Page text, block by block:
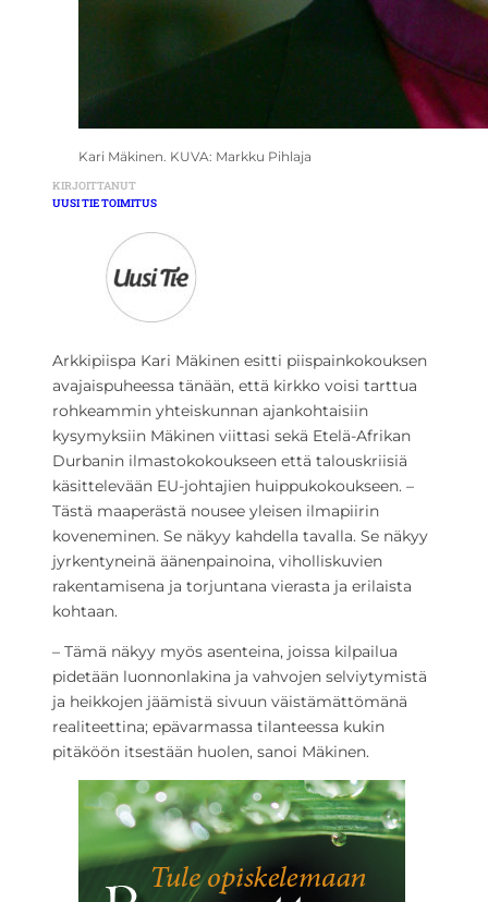
Kari Mäkinen. KUVA: Markku Pihlaja
KIRJOITTANUT
UUSI TIE TOIMITUS
Arkkipiispa Kari Mäkinen esitti piispainkokouksen
avajaispuheessa tänään, että kirkko voisi tarttua
rohkeammin yhteiskunnan ajankohtaisiin
kysymyksiin Mäkinen viittasi sekä Etelä-Afrikan
Durbanin ilmastokokoukseen että talouskriisiä
käsittelevään EU-johtajien huippukokoukseen. –
Tästä maaperästä nousee yleisen ilmapiirin
koveneminen. Se näkyy kahdella tavalla. Se näkyy
jyrkentyneinä äänenpainoina, viholliskuvien
rakentamisena ja torjuntana vierasta ja erilaista
kohtaan.
– Tämä näkyy myös asenteina, joissa kilpailua
pidetään luonnonlakina ja vahvojen selviytymistä
ja heikkojen jäämistä sivuun väistämättömänä
realiteettina; epävarmassa tilanteessa kukin
pitäköön itsestään huolen, sanoi Mäkinen.